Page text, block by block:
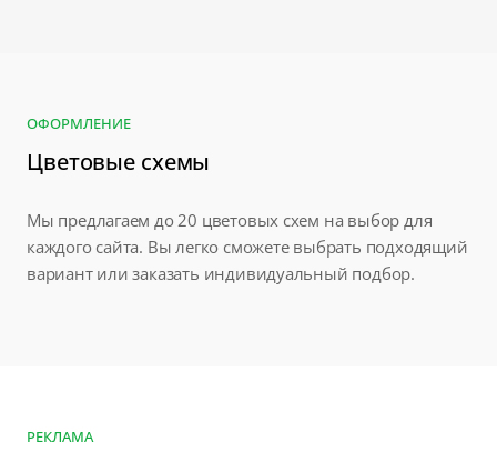
ОФОРМЛЕНИЕ
Цветовые схемы
Мы предлагаем до 20 цветовых схем на выбор для
каждого сайта. Вы легко сможете выбрать подходящий
вариант или заказать индивидуальный подбор.
РЕКЛАМА